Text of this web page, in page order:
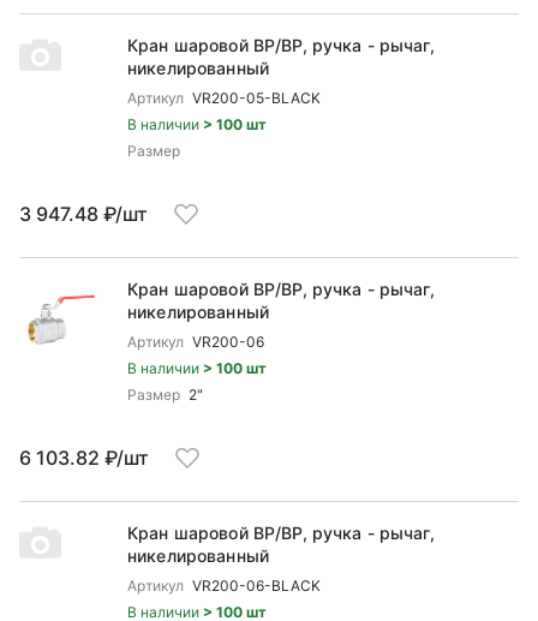
Кран шаровой ВP/ВР, ручка - рычаг,
никелированный
Артикул VR200-05-BLACK
В наличии > 100 шт
Размер
3 947.48 ₽/шт
Кран шаровой ВP/ВР, ручка - рычаг,
никелированный
Артикул VR200-06
В наличии > 100 шт
Размер 2"
6 103.82 ₽/шт
Кран шаровой ВP/ВР, ручка - рычаг,
никелированный
Артикул VR200-06-BLACK
В наличии > 100 шт